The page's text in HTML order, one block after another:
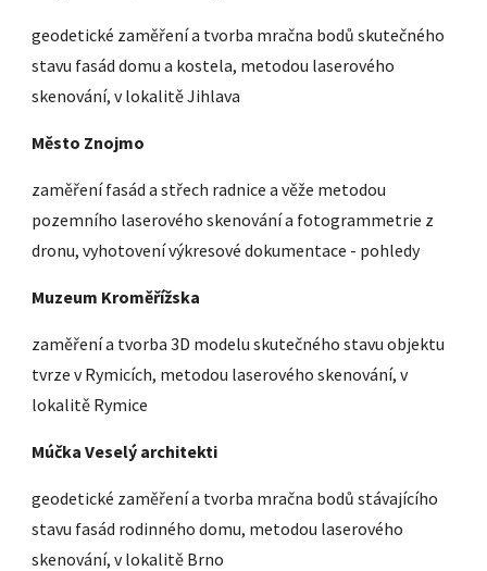
geodetické zaměření a tvorba mračna bodů skutečného
stavu fasád domu a kostela, metodou laserového
skenování, v lokalitě Jihlava
Město Znojmo
zaměření fasád a střech radnice a věže metodou
pozemního laserového skenování a fotogrammetrie z
dronu, vyhotovení výkresové dokumentace - pohledy
Muzeum Kroměřížska
zaměření a tvorba 3D modelu skutečného stavu objektu
tvrze v Rymicích, metodou laserového skenování, v
lokalitě Rymice
Múčka Veselý architekti
geodetické zaměření a tvorba mračna bodů stávajícího
stavu fasád rodinného domu, metodou laserového
skenování, v lokalitě Brno